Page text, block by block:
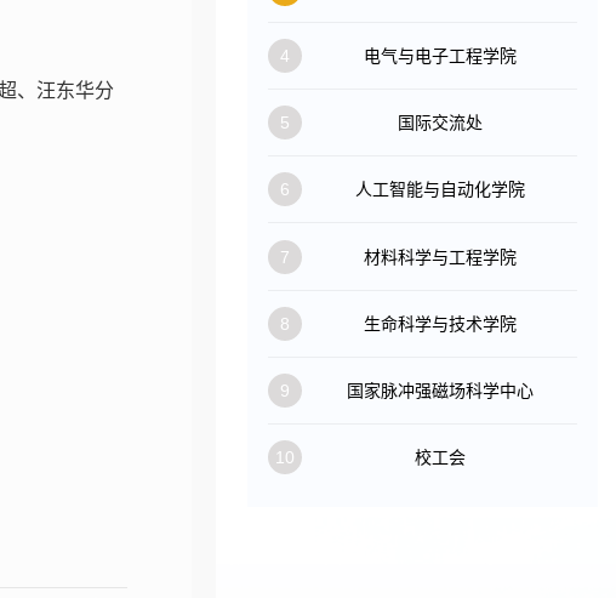
、汪东华分
4 电气与电子工程学院
5 国际交流处
6 人工智能与自动化学院
7 材料科学与工程学院
8 生命科学与技术学院
9 国家脉冲强磁场科学中心
10 校工会